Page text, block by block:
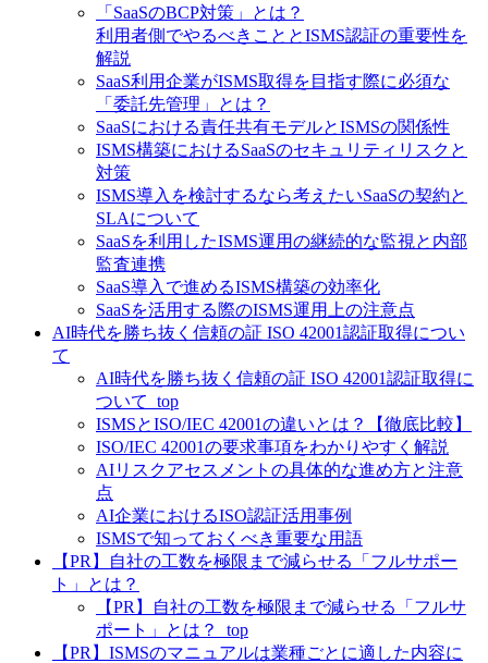
「SaaSのBCP対策」とは？
利用者側でやるべきこととISMS認証の重要性を
解説
SaaS利用企業がISMS取得を目指す際に必須な
「委託先管理」とは？
SaaSにおける責任共有モデルとISMSの関係性
ISMS構築におけるSaaSのセキュリティリスクと
対策
ISMS導入を検討するなら考えたいSaaSの契約と
SLAについて
SaaSを利用したISMS運用の継続的な監視と内部
監査連携
SaaS導入で進めるISMS構築の効率化
SaaSを活用する際のISMS運用上の注意点
AI時代を勝ち抜く信頼の証 ISO 42001認証取得につい
て
AI時代を勝ち抜く信頼の証 ISO 42001認証取得に
ついて_top
ISMSとISO/IEC 42001の違いとは？【徹底比較】
ISO/IEC 42001の要求事項をわかりやすく解説
AIリスクアセスメントの具体的な進め方と注意
点
AI企業におけるISO認証活用事例
ISMSで知っておくべき重要な用語
【PR】自社の工数を極限まで減らせる「フルサポー
ト」とは？
【PR】自社の工数を極限まで減らせる「フルサ
ポート」とは？_top
【PR】ISMSのマニュアルは業種ごとに適した内容に